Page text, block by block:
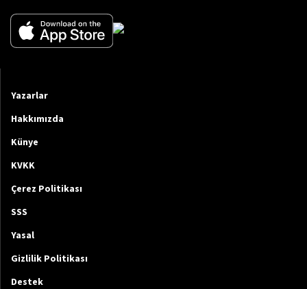
Yazarlar
Hakkımızda
Künye
KVKK
Çerez Politikası
SSS
Yasal
Gizlilik Politikası
Destek